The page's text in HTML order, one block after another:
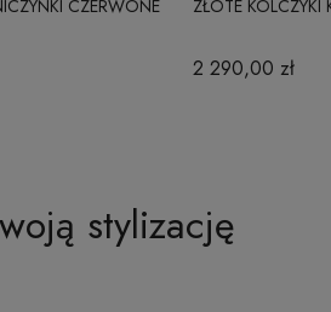
CZERWONE
ZŁOTE
2 290,00 zł
stylizację